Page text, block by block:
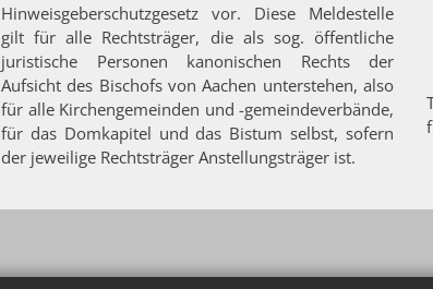
Hinweisgeberschutzgesetz vor. Diese Meldestelle
gilt für alle Rechtsträger, die als sog. öffentliche
juristische Personen kanonischen Rechts der
Aufsicht des Bischofs von Aachen unterstehen, also
für alle Kirchengemeinden und -gemeindeverbände,
für das Domkapitel und das Bistum selbst, sofern
der jeweilige Rechtsträger Anstellungsträger ist.